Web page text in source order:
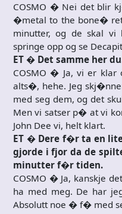
COSMO � Nei det blir
�metal to the bone�
minutter, og de skal
springe opp og se
ET � Det samme her
COSMO � Ja, vi er
alts�, hehe. Jeg
med seg dem, og det
Men vi satser p� at vi
John Dee vi, helt klart.
ET � Dere f�r ta en
gjorde i fjor da de
minutter f�r tiden.
COSMO � Ja, kanskje
ha med meg. De har
Absolutt noe � f� med